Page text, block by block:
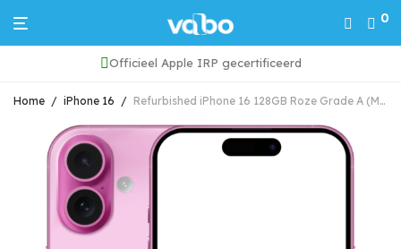
0
Officieel Apple IRP gecertificeerd
Home / iPhone 16 / Refurbished iPhone 16 128GB Roze Grade A (Marge)